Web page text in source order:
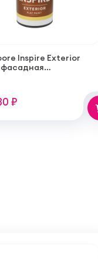
Inspire Exterior
ультра
₽